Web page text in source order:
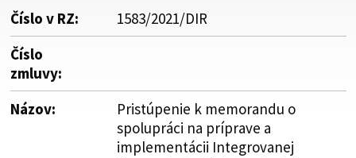
Číslo v RZ:
1583/2021/DIR
Číslo
zmluvy:
Názov:
Pristúpenie k memorandu o
spolupráci na príprave a
implementácii Integrovanej